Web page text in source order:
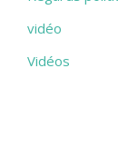
vidéo
Vidéos